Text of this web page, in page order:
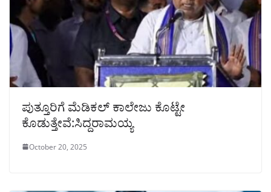
ಪುತ್ತೂರಿಗೆ ಮೆಡಿಕಲ್ ಕಾಲೇಜು ಕೊಟ್ಟೇ
ಕೊಡುತ್ತೇವೆ:ಸಿದ್ದರಾಮಯ್ಯ
October 20, 2025